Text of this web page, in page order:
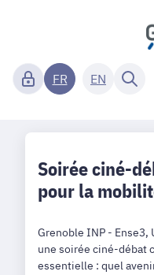
FR EN
Soirée ciné-
pour la
Grenoble INP - Ense3,
une soirée ciné-débat
essentielle : quel